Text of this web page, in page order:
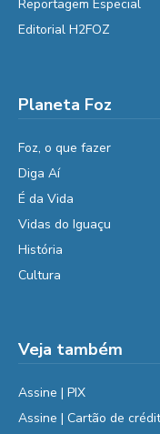
Reportagem Especial
Editorial H2FOZ
Planeta Foz
Foz, o que fazer
Diga Aí
É da Vida
Vidas do Iguaçu
História
Cultura
Veja também
Assine | PIX
Assine | Cartão de